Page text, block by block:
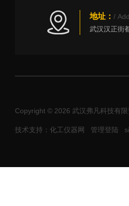
地址： /
武汉汉正街
Copyright © 2026 武汉弗凡科技有
技术支持：化工仪器网 管理登陆